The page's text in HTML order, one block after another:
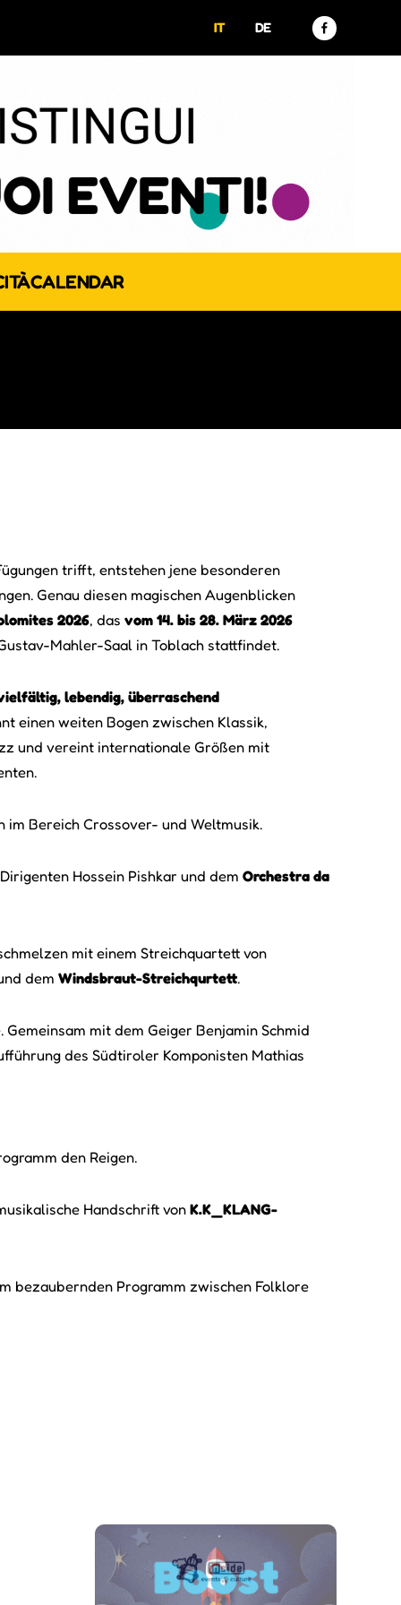
IT DE
CALENDAR
trifft, entstehen jene besonderen
Genau diesen magischen Augenblicken
2026, das vom 14. bis 28. März 2026
Mahler-Saal in Toblach stattfindet.
lebendig, überraschend
einen weiten Bogen zwischen Klassik,
und vereint internationale Größen mit
im Bereich Crossover- und Weltmusik.
Hossein Pishkar und dem Orchestra da
mit einem Streichquartett von
dem Windsbraut-Streichqurtett.
mit dem Geiger Benjamin Schmid
des Südtiroler Komponisten Mathias
den Reigen.
Handschrift von K.K_KLANG-
bezaubernden Programm zwischen Folklore